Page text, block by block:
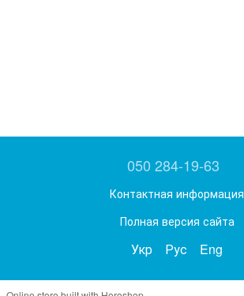
050 284-19-63
Контактная информация
Полная версия сайта
Укр Рус Eng